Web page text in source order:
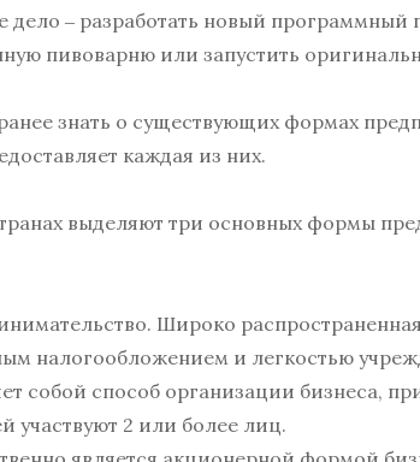
дело ‒ разработать новый программный
пивоварню или запустить
знать о существующих формах
каждая из них.
выделяют три основных формы
Широко
налогообложением и легкостью
собой способ организации бизнеса,
участвуют 2 или более лиц.